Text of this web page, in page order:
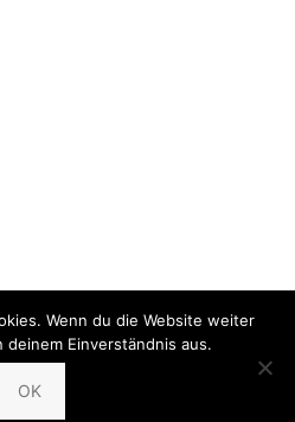
Bergheim/Sieg
Wenn du die Website weiter
Einverständnis aus.
OK